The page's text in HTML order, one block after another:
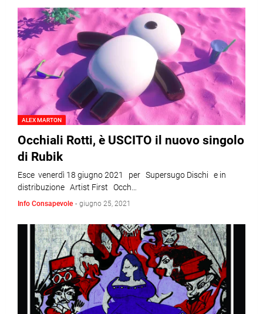
ALEX MARTON
Occhiali Rotti, è USCITO il nuovo singolo
di Rubik
Esce venerdì 18 giugno 2021 per Supersugo Dischi e in
distribuzione Artist First Occh…
Info Consapevole - giugno 25, 2021